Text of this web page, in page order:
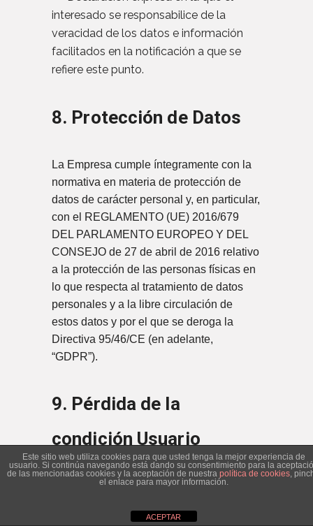
interesado se responsabilice de la
veracidad de los datos e información
facilitados en la notificación a que se
refiere este punto.
8. Protección de Datos
La Empresa cumple íntegramente con la
normativa en materia de protección de
datos de carácter personal y, en particular,
con el REGLAMENTO (UE) 2016/679
DEL PARLAMENTO EUROPEO Y DEL
CONSEJO de 27 de abril de 2016 relativo
a la protección de las personas físicas en
lo que respecta al tratamiento de datos
personales y a la libre circulación de
estos datos y por el que se deroga la
Directiva 95/46/CE (en adelante,
“GDPR”).
9. Pérdida de la
condición Usuario
El Usuario registrado podrá darse de baja,
derechos y datos asociados a su cuenta,
Este sitio web utiliza cookies para que usted tenga la mejor experiencia de
usuario. Si continúa navegando está dando su consentimiento para la
de las mencionadas cookies y la aceptación de nuestra política de cookies,
el enlace para mayor información.
ACEPTAR